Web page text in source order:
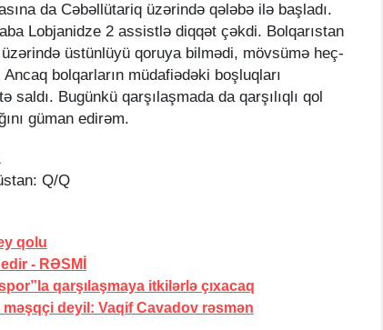
da Cəbəllütariq üzərində qələbə ilə başladı.
Lobjanidze 2 assistlə diqqət çəkdi. Bolqarıstan
üstünlüyü qoruya bilmədi, mövsümə heç-
bolqarların müdafiədəki boşluqları
saldı. Bugünkü qarşılaşmada da qarşılıqlı qol
güman edirəm.
Q/Q
qolu
- RƏSMİ
qarşılaşmaya itkilərlə çıxacaq
məşqçi deyil: Vaqif Cavadov rəsmən